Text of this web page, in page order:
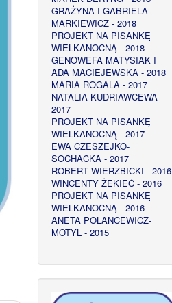
GRAŻYNA I GABRIELA
MARKIEWICZ - 2018
PROJEKT NA PISANKĘ
WIELKANOCNĄ - 2018
GENOWEFA MATYSIAK I
ADA MACIEJEWSKA - 2018
MARIA ROGALA - 2017
NATALIA KUDRIAWCEWA -
2017
PROJEKT NA PISANKĘ
WIELKANOCNĄ - 2017
EWA CZESZEJKO-
SOCHACKA - 2017
ROBERT WIERZBICKI - 2016
WINCENTY ŻEKIEĆ - 2016
PROJEKT NA PISANKĘ
WIELKANOCNĄ - 2016
ANETA POLANCEWICZ-
MOTYL - 2015